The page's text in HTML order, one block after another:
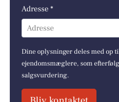
Adresse *
Adresse
Dine oplysninger deles med op
ejendomsmæglere, som
salgsvurdering.